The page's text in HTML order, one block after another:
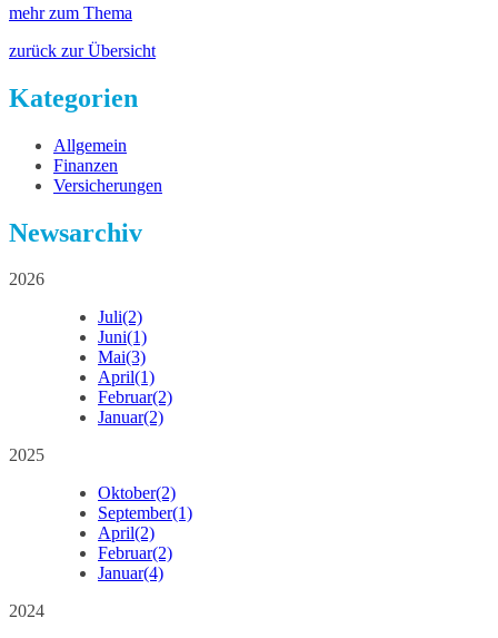
mehr zum Thema
zurück zur Übersicht
Kategorien
Allgemein
Finanzen
Versicherungen
Newsarchiv
2026
Juli(2)
Juni(1)
Mai(3)
April(1)
Februar(2)
Januar(2)
2025
Oktober(2)
September(1)
April(2)
Februar(2)
Januar(4)
2024